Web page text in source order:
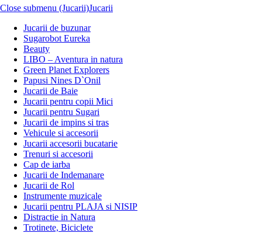
Close submenu (Jucarii)Jucarii
Jucarii de buzunar
Sugarobot Eureka
Beauty
LIBO – Aventura in natura
Green Planet Explorers
Papusi Nines D`Onil
Jucarii de Baie
Jucarii pentru copii Mici
Jucarii pentru Sugari
Jucarii de impins si tras
Vehicule si accesorii
Jucarii accesorii bucatarie
Trenuri si accesorii
Cap de iarba
Jucarii de Indemanare
Jucarii de Rol
Instrumente muzicale
Jucarii pentru PLAJA si NISIP
Distractie in Natura
Trotinete, Biciclete